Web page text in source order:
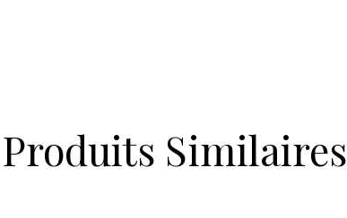
Produits Similaires